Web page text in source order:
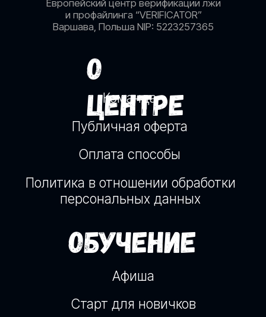
БАЗА ПРАКТИКИ
Подбор персонала
Частные расследования
Технологии
Работа Профайлер-Верификатор
+48 (792) 57-57-57